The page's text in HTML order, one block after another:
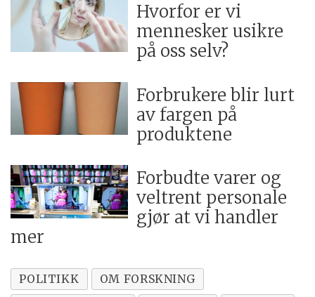
Hvorfor er vi
mennesker usikre
på oss selv?
Forbrukere blir lurt
av fargen på
produktene
Forbudte varer og
veltrent personale
gjør at vi handler
mer
POLITIKK
OM FORSKNING